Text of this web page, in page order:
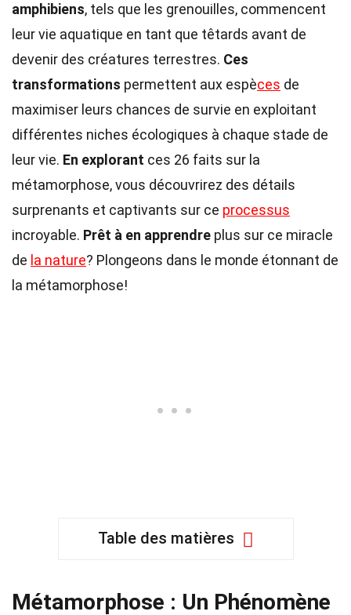
amphibiens, tels que les grenouilles, commencent
leur vie aquatique en tant que têtards avant de
devenir des créatures terrestres. Ces
transformations permettent aux espèces de
maximiser leurs chances de survie en exploitant
différentes niches écologiques à chaque stade de
leur vie. En explorant ces 26 faits sur la
métamorphose, vous découvrirez des détails
surprenants et captivants sur ce processus
incroyable. Prêt à en apprendre plus sur ce miracle
de la nature? Plongeons dans le monde étonnant de
la métamorphose!
Table des matières
Métamorphose : Un Phénomène